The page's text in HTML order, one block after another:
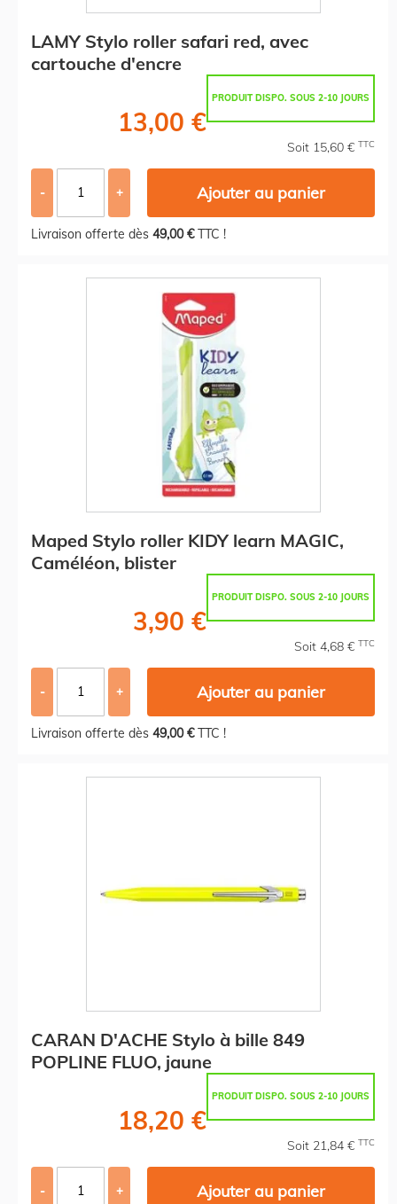
LAMY Stylo roller safari red, avec
cartouche d'encre
PRODUIT DISPO. SOUS 2-10 JOURS
13,00 €
Soit 15,60 € TTC
- + Ajouter au panier
Livraison offerte dès 49,00 €TTC !
Maped Stylo roller KIDY learn MAGIC,
Caméléon, blister
PRODUIT DISPO. SOUS 2-10 JOURS
3,90 €
Soit 4,68 € TTC
- + Ajouter au panier
Livraison offerte dès 49,00 €TTC !
CARAN D'ACHE Stylo à bille 849
POPLINE FLUO, jaune
PRODUIT DISPO. SOUS 2-10 JOURS
18,20 €
Soit 21,84 € TTC
- + Ajouter au panier